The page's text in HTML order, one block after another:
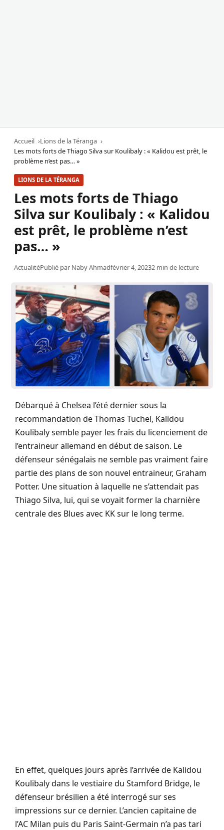
Accueil
Lions de la Téranga
Les mots forts de Thiago Silva sur Koulibaly : « Kalidou est prêt, le
problème n’est pas… »
LIONS DE LA TÉRANGA
Les mots forts de Thiago
Silva sur Koulibaly : « Kalidou
est prêt, le problème n’est
pas… »
ActualitéPublié par Naby Ahmadfévrier 4, 20232 min de lecture
Débarqué à Chelsea l’été dernier sous la
recommandation de Thomas Tuchel, Kalidou
Koulibaly semble payer les frais du licenciement de
l’entraineur allemand en début de saison. Le
défenseur sénégalais ne semble pas vraiment faire
partie des plans de son nouvel entraineur, Graham
Potter. Une situation à laquelle ne s’attendait pas
Thiago Silva, lui, qui se voyait former la charnière
centrale des Blues avec KK sur le long terme.
En effet, quelques jours après l’arrivée de Kalidou
Koulibaly dans le vestiaire du Stamford Bridge, le
défenseur brésilien a été interrogé sur ses
impressions sur ce dernier. L’ancien capitaine de
l’AC Milan puis du Paris Saint-Germain n’a pas tari